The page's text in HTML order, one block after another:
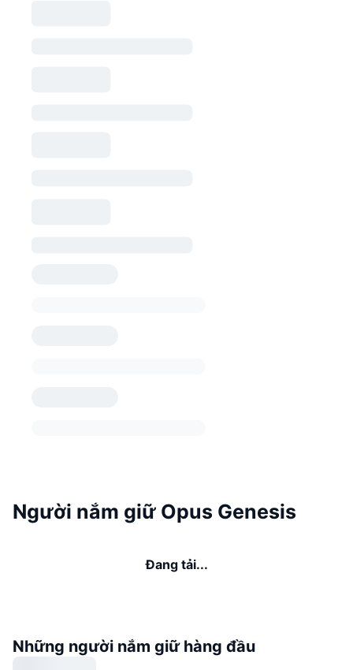
Người nắm giữ Opus Genesis
Đang tải...
Những người nắm giữ hàng đầu